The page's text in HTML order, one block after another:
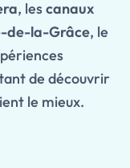
, lescanaux
de-la-Grâce, le
de découvrir
le mieux.